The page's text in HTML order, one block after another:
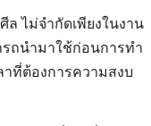
ไม่จำกัดเพียงในงาน
ถนำมาใช้ก่อนการทำ
ที่ต้องการความสงบ